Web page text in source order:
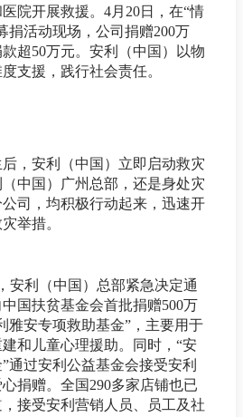
院开展救援。4月20日，在“情
捐活动现场，公司捐赠200万
超50万元。安利（中国）以物
支援，践行社会责任。
，安利（中国）立即启动救灾
中国）广州总部，还是身处灾
司，均积极行动起来，迅速开
举措。
安利（中国）总部紧急决定通
国扶贫基金会首批捐赠500万
雅安专项救助基金”，主要用于
和儿童心理援助。同时，“安
通过安利公益基金会接受安利
捐赠。全国290多家店铺也已
接受安利营销人员、员工及社